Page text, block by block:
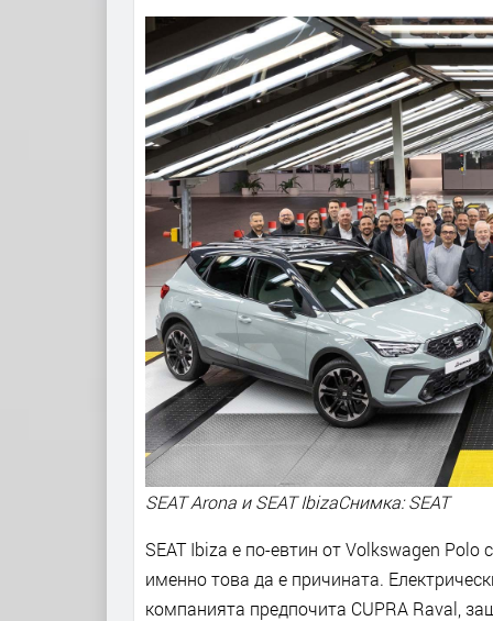
SEAT Arona и SEAT IbizaСнимка: SEAT
SEAT Ibiza е по-евтин от Volkswagen
именно това да е причината.
компанията предпочита CUPRA Raval,